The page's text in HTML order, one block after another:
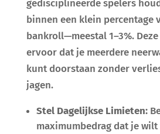
gedisciplineerde spelers
binnen een klein percentage
bankroll—meestal 1–3%.
ervoor dat je meerdere
kunt doorstaan zonder
jagen.
Stel Dagelijkse Limieten:
maximumbedrag dat je